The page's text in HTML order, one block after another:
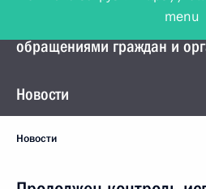
Управление Президента по
обращениями граждан и
Новости
Новости
menu